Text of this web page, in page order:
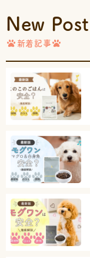
New Post
新着記事